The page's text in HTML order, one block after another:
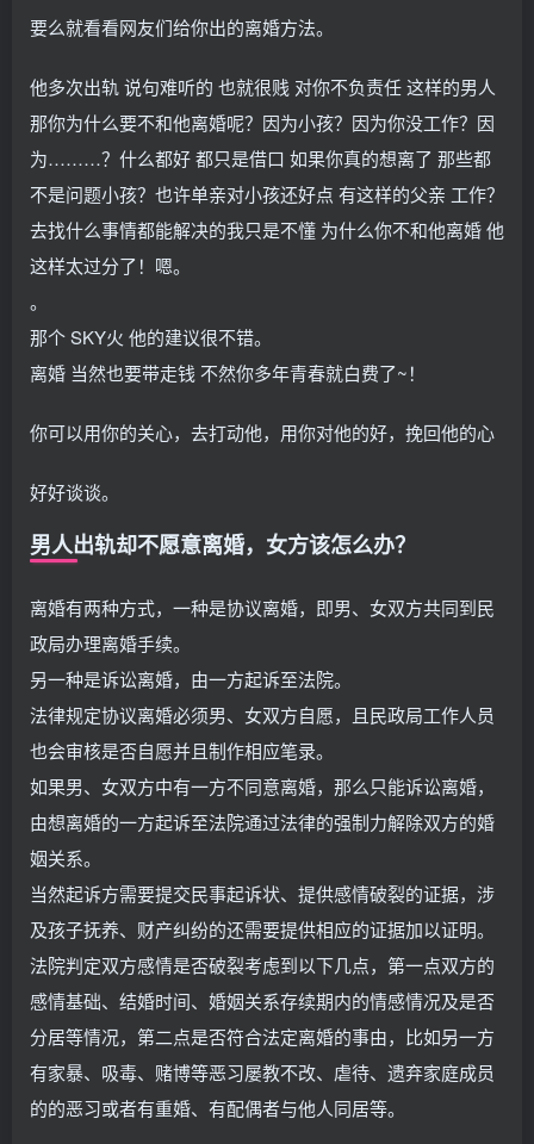
要么就看看网友们给你出的离婚方法。
他多次出轨 说句难听的 也就很贱 对你不负责任 这样的男人
那你为什么要不和他离婚呢？因为小孩？因为你没工作？因
为………？什么都好 都只是借口 如果你真的想离了 那些都
不是问题小孩？也许单亲对小孩还好点 有这样的父亲 工作？
去找什么事情都能解决的我只是不懂 为什么你不和他离婚 他
这样太过分了！嗯。
。
那个 SKY火 他的建议很不错。
离婚 当然也要带走钱 不然你多年青春就白费了~！
你可以用你的关心，去打动他，用你对他的好，挽回他的心
好好谈谈。
男人出轨却不愿意离婚，女方该怎么办？
离婚有两种方式，一种是协议离婚，即男、女双方共同到民
政局办理离婚手续。
另一种是诉讼离婚，由一方起诉至法院。
法律规定协议离婚必须男、女双方自愿，且民政局工作人员
也会审核是否自愿并且制作相应笔录。
如果男、女双方中有一方不同意离婚，那么只能诉讼离婚，
由想离婚的一方起诉至法院通过法律的强制力解除双方的婚
姻关系。
当然起诉方需要提交民事起诉状、提供感情破裂的证据，涉
及孩子抚养、财产纠纷的还需要提供相应的证据加以证明。
法院判定双方感情是否破裂考虑到以下几点，第一点双方的
感情基础、结婚时间、婚姻关系存续期内的情感情况及是否
分居等情况，第二点是否符合法定离婚的事由，比如另一方
有家暴、吸毒、赌博等恶习屡教不改、虐待、遗弃家庭成员
的的恶习或者有重婚、有配偶者与他人同居等。